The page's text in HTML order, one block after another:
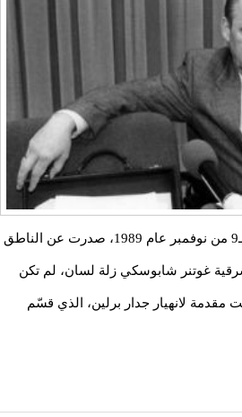
في مؤتمر صحفي عقد في الـ9 من نوفمبر عام 1989، صدرت عن الناطق
غوتنر شابوسكي زلة لسان، لم تكن
مقدمة لانهيار جدار برلين، الذي قسّم